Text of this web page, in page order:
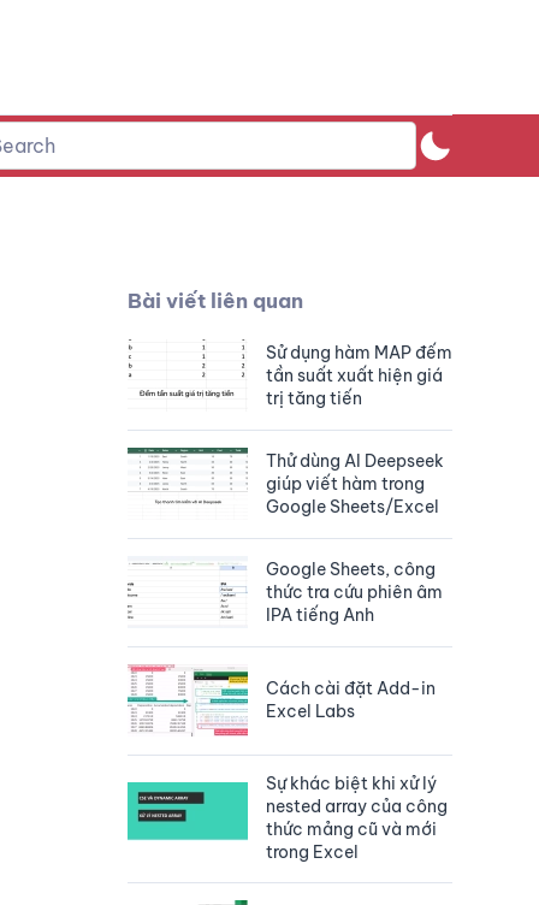
Bài viết liên quan
Sử dụng hàm MAP đếm
tần suất xuất hiện giá
trị tăng tiến
Thử dùng AI Deepseek
giúp viết hàm trong
Google Sheets/Excel
Google Sheets, công
thức tra cứu phiên âm
IPA tiếng Anh
Cách cài đặt Add-in
Excel Labs
Sự khác biệt khi xử lý
nested array của công
thức mảng cũ và mới
trong Excel